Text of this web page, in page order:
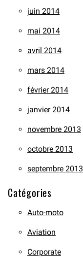
juin 2014
mai 2014
avril 2014
mars 2014
février 2014
janvier 2014
novembre 2013
octobre 2013
septembre 2013
Catégories
Auto-moto
Aviation
Corporate